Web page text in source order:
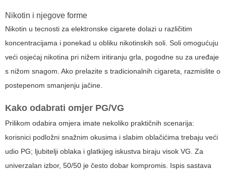
Nikotin i njegove forme
Nikotin u tecnosti za elektronske cigarete dolazi u različitim
koncentracijama i ponekad u obliku nikotinskih soli. Soli omogućuju
veći osjećaj nikotina pri nižem iritiranju grla, pogodne su za uređaje
s nižom snagom. Ako prelazite s tradicionalnih cigareta, razmislite o
postepenom smanjenju jačine.
Kako odabrati omjer PG/VG
Prilikom odabira omjera imate nekoliko praktičnih scenarija:
korisnici podložni snažnim okusima i slabim oblačićima trebaju veći
udio PG; ljubitelji oblaka i glatkijeg iskustva biraju visok VG. Za
univerzalan izbor, 50/50 je često dobar kompromis. Ispis sastava